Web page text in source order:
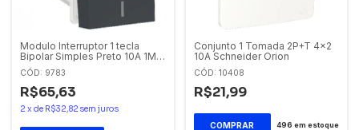
Modulo Interruptor 1 tecla
Bipolar Simples Preto 10A 1M
GR S70110294 Schneider
Orion
CÓD: 9783
R$65,63
2 x de R$32,82 sem juros
Conjunto 1 Tomada 2P+T 4x2
10A Schneider Orion
CÓD: 10408
R$21,99
496 em estoque